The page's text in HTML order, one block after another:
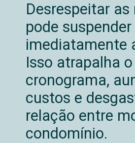
Desrespeitar as
pode suspender
imediatamente
Isso atrapalha o
cronograma,
custos e
relação entre
condomínio.